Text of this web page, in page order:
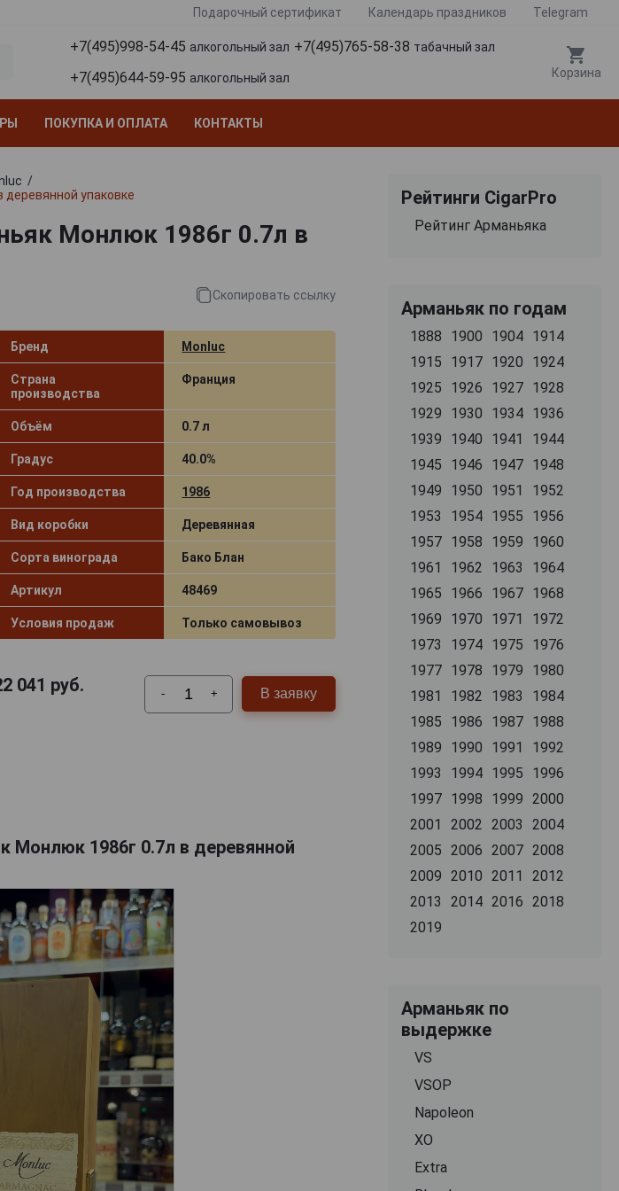
Подарочный сертификат Календарь праздников Telegram
+7(495)998-54-45 алкогольный зал +7(495)765-58-38 табачный зал
+7(495)644-59-95 алкогольный зал Корзина
ПОКУПКА И ОПЛАТА КОНТАКТЫ
упаковке
Монлюк 1986г 0.7л в
Скопировать ссылку
Бренд Monluc
Страна
производства
Франция
Объём 0.7 л
Градус 40.0%
Год производства 1986
Вид коробки Деревянная
Сорта винограда Бако Блан
Артикул 48469
Условия продаж Только самовывоз
041 руб. - + В заявку
Монлюк 1986г 0.7л в деревянной
Рейтинги CigarPro
Рейтинг Арманьяка
Арманьяк по годам
1888 1900 1904 1914
1915
1917 1920
1924
1925
1926 1927 1928
1929
1930 1934 1936
1939
1940 1941
1944
1945
1946 1947 1948
1949
1950 1951
1952
1953
1954 1955
1956
1957 1958 1959
1960
1961
1962 1963
1964
1965
1966 1967 1968
1969
1970 1971
1972
1973
1974 1975
1976
1977 1978 1979
1980
1981
1982 1983
1984
1985
1986 1987 1988
1989
1990 1991
1992
1993
1994 1995
1996
1997 1998 1999
2000
2001
2002 2003
2004
2005
2006 2007 2008
2009
2010 2011
2012
2013
2014 2016
2018
2019
Арманьяк по
выдержке
VS
VSOP
Napoleon
XO
Extra